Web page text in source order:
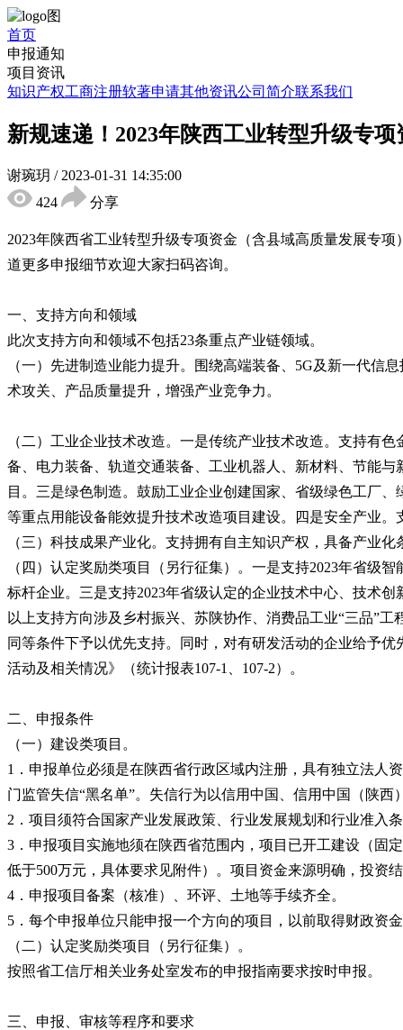
首页
申报通知
项目资讯
知识产权工商注册软著申请其他资讯公司简介联系我们
新规速递！2023年陕西工业转型升级专
谢琬玥 / 2023-01-31 14:35:00
424
分享
2023年陕西省工业转型升级专项资金（含县域高质量发展专
道更多申报细节欢迎大家扫码咨询。
一、支持方向和领域
此次支持方向和领域不包括23条重点产业链领域。
（一）先进制造业能力提升。围绕高端装备、5G及新一代信
术攻关、产品质量提升，增强产业竞争力。
（二）工业企业技术改造。一是传统产业技术改造。支持有
备、电力装备、轨道交通装备、工业机器人、新材料、节能
目。三是绿色制造。鼓励工业企业创建国家、省级绿色工厂
等重点用能设备能效提升技术改造项目建设。四是安全产业
（三）科技成果产业化。支持拥有自主知识产权，具备产业
（四）认定奖励类项目（另行征集）。一是支持2023年省级
标杆企业。三是支持2023年省级认定的企业技术中心、技术
以上支持方向涉及乡村振兴、苏陕协作、消费品工业“三品”
同等条件下予以优先支持。同时，对有研发活动的企业给予
活动及相关情况》（统计报表107-1、107-2）。
二、申报条件
（一）建设类项目。
1．申报单位必须是在陕西省行政区域内注册，具有独立法人
门监管失信“黑名单”。失信行为以信用中国、信用中国（陕
2．项目须符合国家产业发展政策、行业发展规划和行业准入
3．申报项目实施地须在陕西省范围内，项目已开工建设（固
低于500万元，具体要求见附件）。项目资金来源明确，投资
4．申报项目备案（核准）、环评、土地等手续齐全。
5．每个申报单位只能申报一个方向的项目，以前取得财政资
（二）认定奖励类项目（另行征集）。
按照省工信厅相关业务处室发布的申报指南要求按时申报。
三、申报、审核等程序和要求